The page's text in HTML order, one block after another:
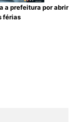
a prefeitura por abrir
férias